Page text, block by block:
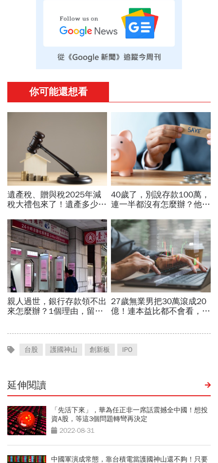
台股 護國神山 創新板 IPO
延伸閱讀
「先活下來」，華為任正非一席話震撼全中國！想投
資A股，等這3個問題轉彎再決定
2022-08-31
中國軍演成常態，靠台積電當護國神山還不夠！只要